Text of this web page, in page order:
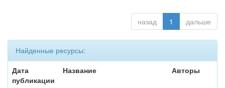
назад 1 дальше
Найденные ресурсы:
Дата
публикации
Название Авторы